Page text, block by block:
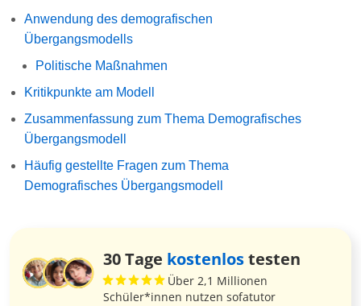
Anwendung des demografischen
Übergangsmodells
Politische Maßnahmen
Kritikpunkte am Modell
Zusammenfassung zum Thema Demografisches
Übergangsmodell
Häufig gestellte Fragen zum Thema
Demografisches Übergangsmodell
30 Tage kostenlostesten
Über 2,1 Millionen
Schüler*innen nutzen sofatutor